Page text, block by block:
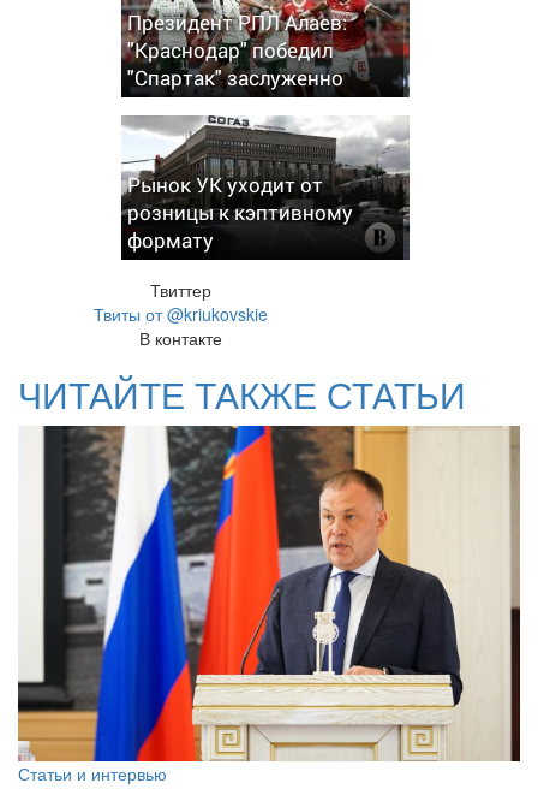
Президент РПЛ Алаев:
"Краснодар" победил
"Спартак" заслуженно
Рынок УК уходит от
розницы к кэптивному
формату
Твиттер
Твиты от @kriukovskie
В контакте
ЧИТАЙТЕ ТАКЖЕ СТАТЬИ
Статьи и интервью